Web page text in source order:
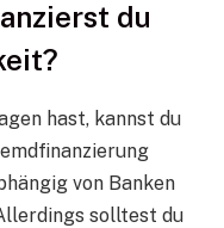
du
hast, kannst du
von Banken
solltest du